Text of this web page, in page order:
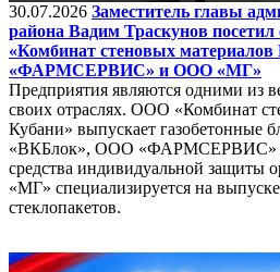
30.07.2026 Заместитель главы
района Вадим Траскунов
«Комбинат стеновых
«ФАРМСЕРВИС» и ООО «МГ»
Предприятия являются одними из
своих отраслях. ООО «Комбинат
Кубани» выпускает газобетонные
«ВКБлок», ООО «ФАРМСЕРВИС»
средства индивидуальной защиты
«МГ» специализируется на
стеклопакетов.